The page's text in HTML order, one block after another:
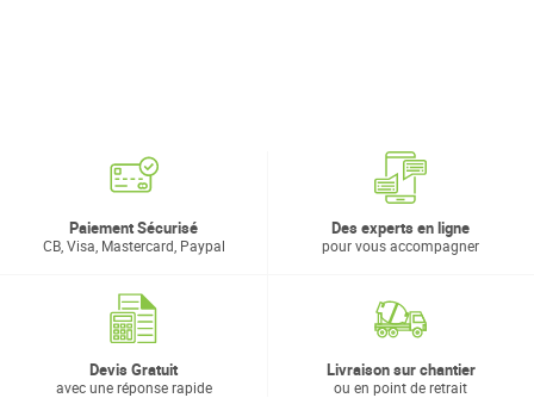
Paiement Sécurisé
CB, Visa, Mastercard, Paypal
Des experts en ligne
pour vous accompagner
Devis Gratuit
avec une réponse rapide
Livraison sur chantier
ou en point de retrait